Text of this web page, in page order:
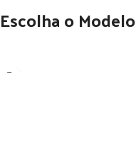
Escolha o Modelo